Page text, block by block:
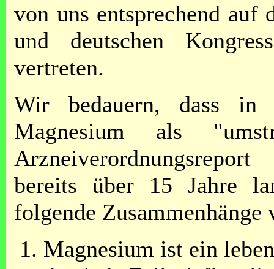
von uns entsprechend auf
und deutschen
vertreten.
Wir bedauern, dass in
Magnesium als
bereits über 15 Jahre
folgende Zusammenhänge
Magnesium ist ein